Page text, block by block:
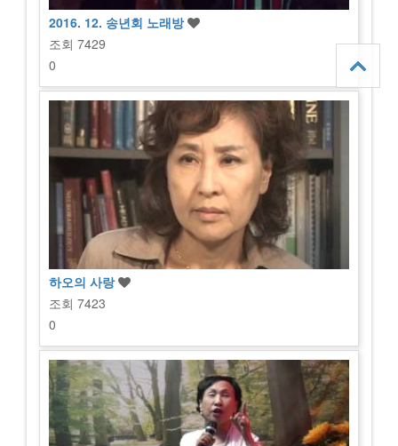
2016. 12. 송년회 노래방
조회 7429
0
하오의 사랑
조회 7423
0